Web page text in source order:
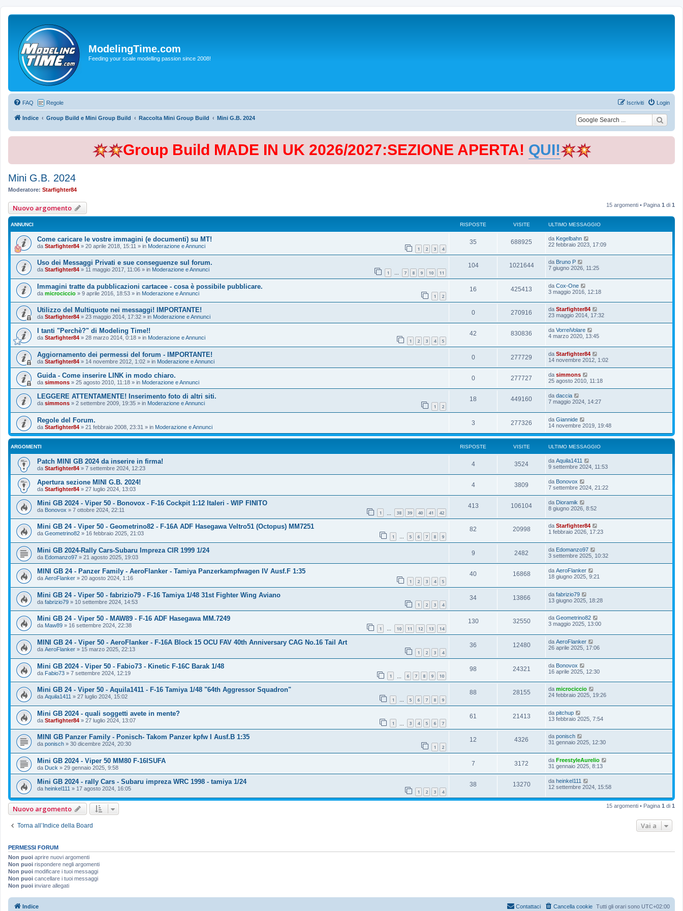
ModelingTime.com
Feeding your scale modelling passion since 2008!
FAQ Regole Login
Iscriviti
Indice Group Build e Mini Group Build Raccolta Mini Group Build Mini G.B. 2024
Group Build MADE IN UK 2026/2027:SEZIONE APERTA! QUI!
Mini G.B. 2024
Moderatore: Starfighter84
Nuovo argomento 15 argomenti • Pagina 1 di 1
ANNUNCI RISPOSTE VISITE ULTIMO MESSAGGIO
Come caricare le vostre immagini (e documenti) su MT!
da Starfighter84 » 20 aprile 2018, 15:11 » in Moderazione e Annunci 1 2 3 4
35 688925 da Kegelbahn
22 febbraio 2023, 17:09
Uso dei Messaggi Privati e sue conseguenze sul forum.
da Starfighter84 » 11 maggio 2017, 11:06 » in Moderazione e Annunci 1 … 7 8 9 10 11
104 1021644 da Bruno P
7 giugno 2026, 11:25
Immagini tratte da pubblicazioni cartacee - cosa è possibile pubblicare.
da microciccio » 9 aprile 2016, 18:53 » in Moderazione e Annunci 1 2
16 425413 da Cox-One
3 maggio 2016, 12:18
Utilizzo del Multiquote nei messaggi! IMPORTANTE!
da Starfighter84 » 23 maggio 2014, 17:32 » in Moderazione e Annunci
0 270916 da Starfighter84
23 maggio 2014, 17:32
I tanti "Perchè?" di Modeling Time!!
da Starfighter84 » 28 marzo 2014, 0:18 » in Moderazione e Annunci 1 2 3 4 5
42 830836 da VorreiVolare
4 marzo 2020, 13:45
Aggiornamento dei permessi del forum - IMPORTANTE!
da Starfighter84 » 14 novembre 2012, 1:02 » in Moderazione e Annunci
0 277729 da Starfighter84
14 novembre 2012, 1:02
Guida - Come inserire LINK in modo chiaro.
da simmons » 25 agosto 2010, 11:18 » in Moderazione e Annunci
0 277727 da simmons
25 agosto 2010, 11:18
LEGGERE ATTENTAMENTE! Inserimento foto di altri siti.
da simmons » 2 settembre 2009, 19:35 » in Moderazione e Annunci 1 2
18 449160 da daccia
7 maggio 2024, 14:27
Regole del Forum.
da Starfighter84 » 21 febbraio 2008, 23:31 » in Moderazione e Annunci
3 277326 da Giannide
14 novembre 2019, 19:48
ARGOMENTI RISPOSTE VISITE ULTIMO MESSAGGIO
Patch MINI GB 2024 da inserire in firma!
da Starfighter84 » 7 settembre 2024, 12:23
4 3524 da Aquila1411
9 settembre 2024, 11:53
Apertura sezione MINI G.B. 2024!
da Starfighter84 » 27 luglio 2024, 13:03
4 3809 da Bonovox
7 settembre 2024, 21:22
Mini GB 2024 - Viper 50 - Bonovox - F-16 Cockpit 1:12 Italeri - WIP FINITO
da Bonovox » 7 ottobre 2024, 22:11 1 38 39 40 41 42
413 106104 da Dioramik
8 giugno 2026, 8:52
Mini GB 24 - Viper 50 - Geometrino82 - F-16A ADF Hasegawa Veltro51 (Octopus) MM7251
da Geometrino82 » 16 febbraio 2025, 21:03 1 … 5 6 7 8 9
82 20998 da Starfighter84
1 febbraio 2026, 17:23
Mini GB 2024-Rally Cars-Subaru Impreza CIR 1999 1/24
da Edomanzo97 » 21 agosto 2025, 19:03
9 2482 da Edomanzo97
3 settembre 2025, 10:32
MINI GB 24 - Panzer Family - AeroFlanker - Tamiya Panzerkampfwagen IV Ausf.F 1:35
da AeroFlanker » 20 agosto 2024, 1:16 1 2 3 4 5
40 16868 da AeroFlanker
18 giugno 2025, 9:21
Mini GB 24 - Viper 50 - fabrizio79 - F-16 Tamiya 1/48 31st Fighter Wing Aviano
da fabrizio79 » 10 settembre 2024, 14:53 1 2 3 4
34 13866 da fabrizio79
13 giugno 2025, 18:28
Mini GB 24 - Viper 50 - MAW89 - F-16 ADF Hasegawa MM.7249
da Maw89 » 16 settembre 2024, 22:38 1 … 10 11 12 13 14
130 32550 da Geometrino82
3 maggio 2025, 13:00
MINI GB 24 - Viper 50 - AeroFlanker - F-16A Block 15 OCU FAV 40th Anniversary CAG No.16 Tail Art
da AeroFlanker » 15 marzo 2025, 22:13 1 2 3 4
36 12480 da AeroFlanker
26 aprile 2025, 17:06
Mini GB 2024 - Viper 50 - Fabio73 - Kinetic F-16C Barak 1/48
da Fabio73 » 7 settembre 2024, 12:19 1 6 7 8 9 10
98 24321 da Bonovox
16 aprile 2025, 12:30
Mini GB 24 - Viper 50 - Aquila1411 - F-16 Tamiya 1/48 "64th Aggressor Squadron"
da Aquila1411 » 27 luglio 2024, 15:02 1 … 5 6 7 8 9
88 28155 da microciccio
24 febbraio 2025, 19:26
Mini GB 2024 - quali soggetti avete in mente?
da Starfighter84 » 27 luglio 2024, 13:07 1 3 4 5 6 7
61 21413 da pitchup
13 febbraio 2025, 7:54
MINI GB Panzer Family - Ponisch- Takom Panzer kpfw I Ausf.B 1:35
da ponisch » 30 dicembre 2024, 20:30 1 2
12 4326 da ponisch
31 gennaio 2025, 12:30
Mini GB 2024 - Viper 50 MM80 F-16ISUFA
da Duck » 29 gennaio 2025, 9:58
7 3172 da FreestyleAurelio
31 gennaio 2025, 8:13
Mini GB 2024 - rally Cars - Subaru impreza WRC 1998 - tamiya 1/24
da heinkel111 » 17 agosto 2024, 16:05 1 2 3 4
38 13270 da heinkel111
12 settembre 2024, 15:58
Nuovo argomento 15 argomenti • Pagina 1 di 1
Torna all’Indice della Board Vai a
PERMESSI FORUM
Non puoi aprire nuovi argomenti
Non puoi rispondere negli argomenti
Non puoi modificare i tuoi messaggi
Non puoi cancellare i tuoi messaggi
Non puoi inviare allegati
Indice Tutti gli orari sono UTC+02:00
Cancella cookie
Contattaci